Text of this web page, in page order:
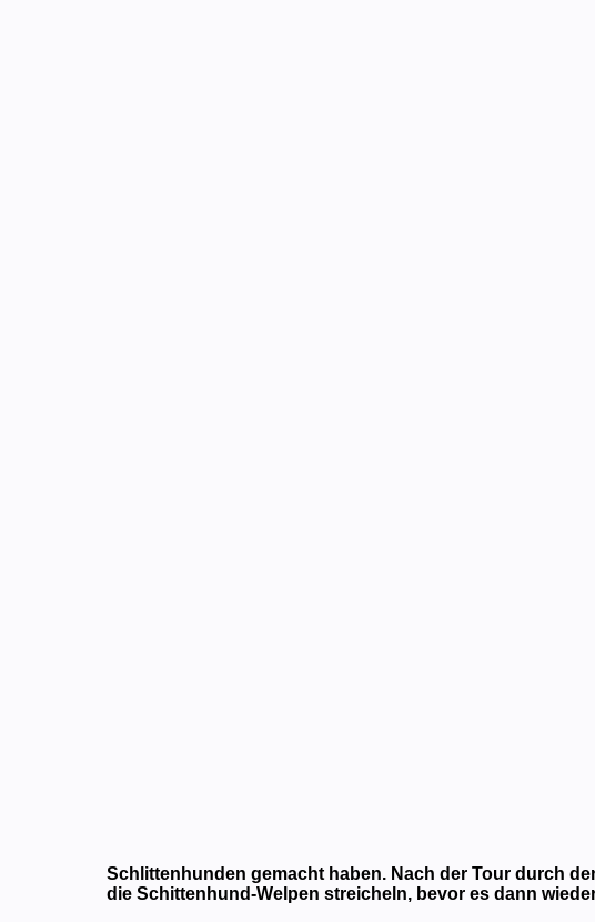
Schlittenhunden gemacht haben. Nach der Tour durch
die Schittenhund-Welpen streicheln, bevor es dann